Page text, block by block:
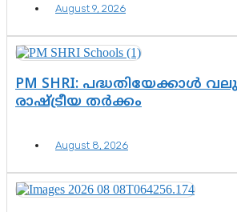
ഓപ്പറേഷനിൽ ആയങ്കി
August 9, 2026
PM SHRI: പദ്ധതിയേക്കാൾ
രാഷ്ട്രീയ തർക്കം
August 8, 2026